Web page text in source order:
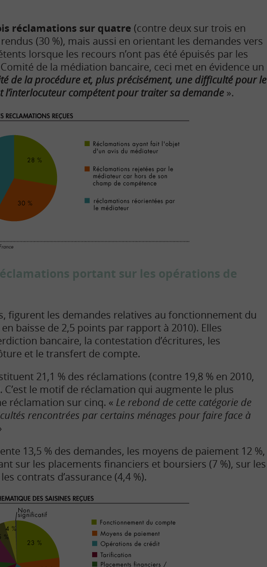
réclamations sur quatre (contre deux sur trois en
(30 %), mais aussi en orientant les demandes vers
lorsque les recours n’ont pas été épuisés par les
de la médiation bancaire, ceci met en évidence un
de la procédure et, plus précisément, une difficulté pour le
compétent pour traiter sa demande ».
portant sur les opérations de
figurent les demandes relatives au fonctionnement du
baisse de 2,5 points par rapport à 2010). Elles
bancaire, la contestation d’écritures, les
et le transfert de compte.
21,1 % des réclamations (contre 19,8 % en 2010,
C’est le motif de réclamation qui augmente le plus
réclamation sur cinq. « Le rebond de cette catégorie de
rencontrées par certains ménages pour faire face à
13,5 % des demandes, les moyens de paiement 12 %,
sur les placements financiers et boursiers (7 %), sur les
contrats d’assurance (4,4 %).